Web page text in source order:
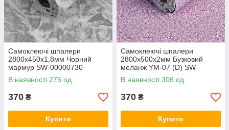
Самоклеючі шпалери
2800х450х1,8мм Чорний
мармур SW-00000730
В наявності 275 од.
370 ₴
Купити
Самоклеючі шпалери
2800х500х2мм Бузковий
меланж YM-07 (D) SW-
00001158
В наявності 306 од.
370 ₴
Купити